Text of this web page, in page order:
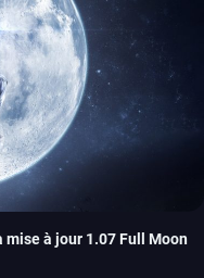
mise à jour 1.07 Full Moon